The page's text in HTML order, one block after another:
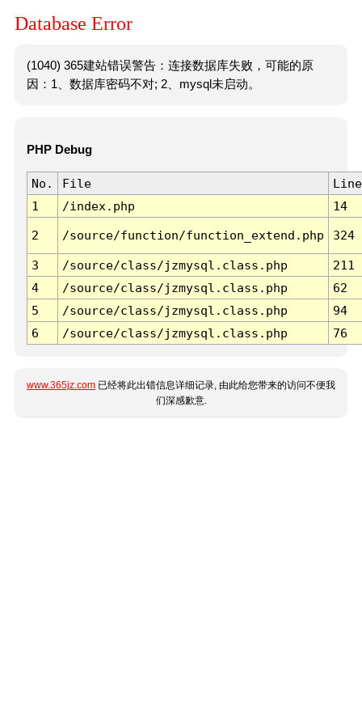
Database Error
(1040) 365建站错误警告：连接数据库失败，可能的原
因：1、数据库密码不对; 2、mysql未启动。
PHP Debug
No. File
Line
1
/index.php 14
2 /source/function/function_extend.php 324
3 /source/class/jzmysql.class.php
211
4
/source/class/jzmysql.class.php
62
5
/source/class/jzmysql.class.php
94
6
/source/class/jzmysql.class.php 76
www.365jz.com 已经将此出错信息详细记录, 由此给您带来的访问不便我
们深感歉意.